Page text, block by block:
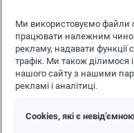
Ця багаторічна
зі своїми маленькими
Ми використовуємо файли
працювати належним
рекламу, надавати функції
трафік. Ми також
нашого сайту з нашими
рекламі і аналітиці.
Сookies, які є